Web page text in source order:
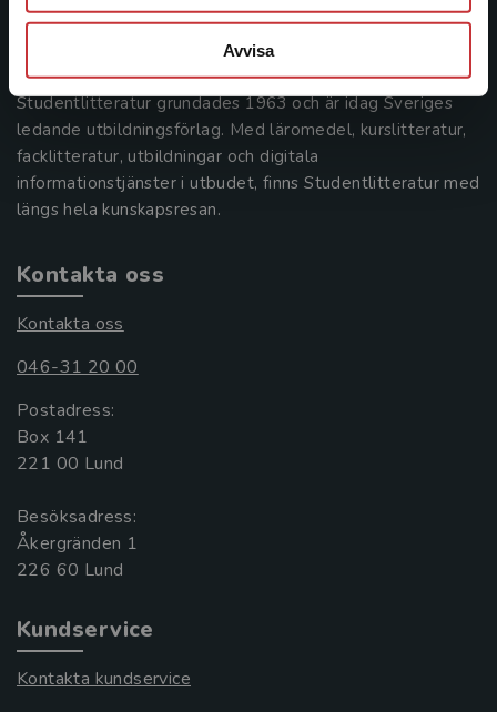
Avvisa
Studentlitteratur grundades 1963 och är idag Sveriges
ledande utbildningsförlag. Med läromedel, kurslitteratur,
facklitteratur, utbildningar och digitala
informationstjänster i utbudet, finns Studentlitteratur med
längs hela kunskapsresan.
Kontakta oss
Kontakta oss
046-31 20 00
Postadress:
Box 141
221 00 Lund
Besöksadress:
Åkergränden 1
Kundservice
Kontakta kundservice